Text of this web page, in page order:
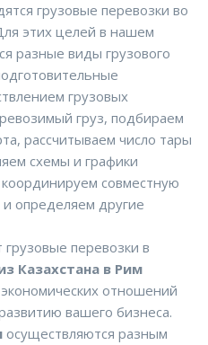
грузовые перевозки во
этих целей в нашем
разные виды грузового
грузовых
груз, подбираем
рассчитываем число тары
схемы и графики
совместную
и определяем другие
перевозки в
Казахстана в Рим
отношений
вашего бизнеса.
осуществляются разным